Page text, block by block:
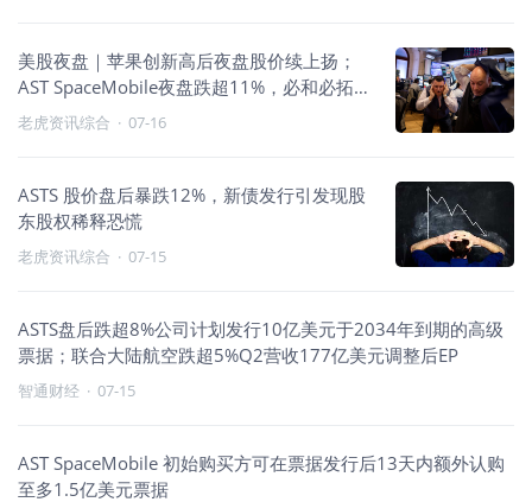
美股夜盘｜苹果创新高后夜盘股价续上扬；
AST SpaceMobile夜盘跌超11%，必和必拓绩
后挫2%；存储概念股续跌，SK海力士夜盘跌
老虎资讯综合 · 07-16
ASTS 股价盘后暴跌12%，新债发行引发现股
东股权稀释恐慌
老虎资讯综合 · 07-15
ASTS盘后跌超8%公司计划发行10亿美元于2034年到期的高级
票据；联合大陆航空跌超5%Q2营收177亿美元调整后EP
智通财经 · 07-15
AST SpaceMobile 初始购买方可在票据发行后13天内额外认购
至多1.5亿美元票据